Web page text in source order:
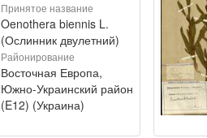
Принятое название
Oenothera biennis L.
(Ослинник двулетний)
Районирование
Восточная Европа,
Южно-Украинский район
(E12) (Украина)